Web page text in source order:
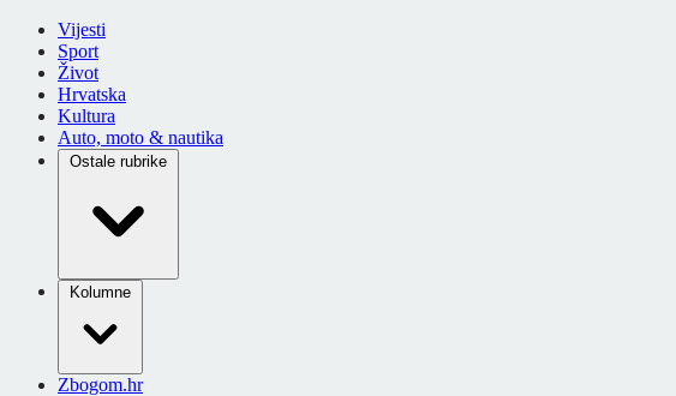
Vijesti
Sport
Život
Hrvatska
Kultura
Auto, moto & nautika
Ostale rubrike
Kolumne
Zbogom.hr